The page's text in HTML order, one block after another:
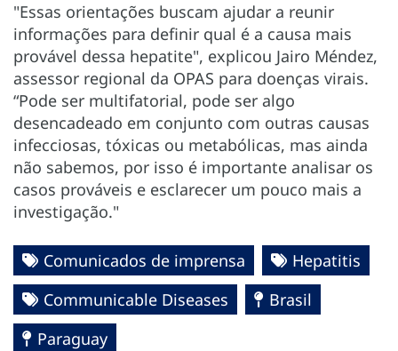
"Essas orientações buscam ajudar a reunir
informações para definir qual é a causa mais
provável dessa hepatite", explicou Jairo Méndez,
assessor regional da OPAS para doenças virais.
“Pode ser multifatorial, pode ser algo
desencadeado em conjunto com outras causas
infecciosas, tóxicas ou metabólicas, mas ainda
não sabemos, por isso é importante analisar os
casos prováveis e esclarecer um pouco mais a
investigação."
Comunicados de imprensa
Hepatitis
Communicable Diseases
Brasil
Paraguay